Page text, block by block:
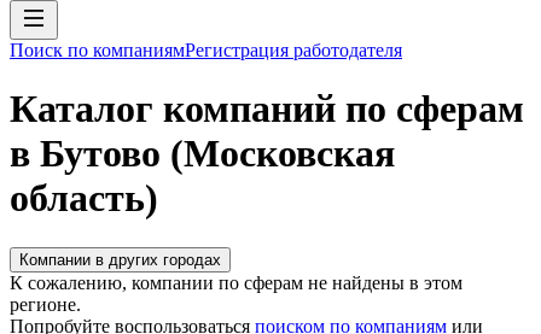
Поиск по компаниямРегистрация работодателя
Каталог компаний по сферам
в Бутово (Московская
область)
Компании в других городах
К сожалению, компании по сферам не найдены в этом
регионе.
Попробуйте воспользоваться поиском по компаниям или